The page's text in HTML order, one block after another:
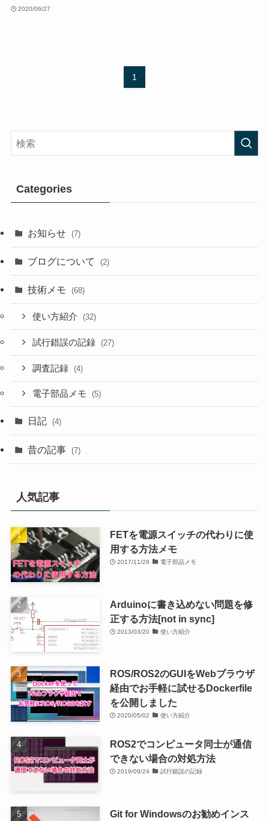
2020/06/27
1
Categories
お知らせ (7)
ブログについて (2)
技術メモ (68)
使い方紹介 (32)
試行錯誤の記録 (27)
調査記録 (4)
電子部品メモ (5)
日記 (4)
昔の記事 (7)
人気記事
FETを電源スイッチの代わりに使
用する方法メモ
2017/11/29 電子部品メモ
Arduinoに書き込めない問題を修
正する方法[not in sync]
2013/03/20 使い方紹介
ROS/ROS2のGUIをWebブラウザ
経由でお手軽に試せるDockerfile
を公開しました
2020/05/02 使い方紹介
ROS2でコンピュータ同士が通信
できない場合の対処方法
2019/09/24 試行錯誤の記録
Git for Windowsのお勧めインス